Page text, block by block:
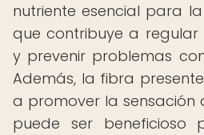
nutriente esencial para
que contribuye a regular
y prevenir problemas
Además, la fibra
a promover la sensación
puede ser beneficioso